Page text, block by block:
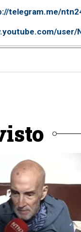
telegram.me/
user/